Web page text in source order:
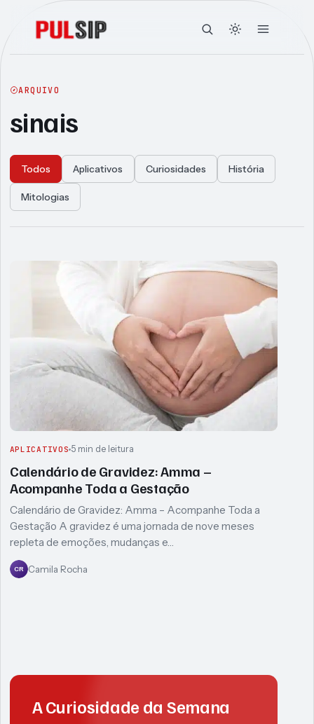
ARQUIVO
sinais
Todos Aplicativos Curiosidades História
Mitologias
Articles
APLICATIVOS 5 min de leitura
Calendário de Gravidez: Amma –
Acompanhe Toda a Gestação
Calendário de Gravidez: Amma – Acompanhe Toda a
Gestação A gravidez é uma jornada de nove meses
repleta de emoções, mudanças e…
CR Camila Rocha
A Curiosidade da Semana